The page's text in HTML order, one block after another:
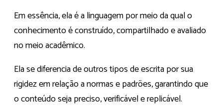
Em essência, ela é a linguagem por meio da qual o
conhecimento é construído, compartilhado e avaliado
no meio acadêmico.
Ela se diferencia de outros tipos de escrita por sua
rigidez em relação a normas e padrões, garantindo que
o conteúdo seja preciso, verificável e replicável.